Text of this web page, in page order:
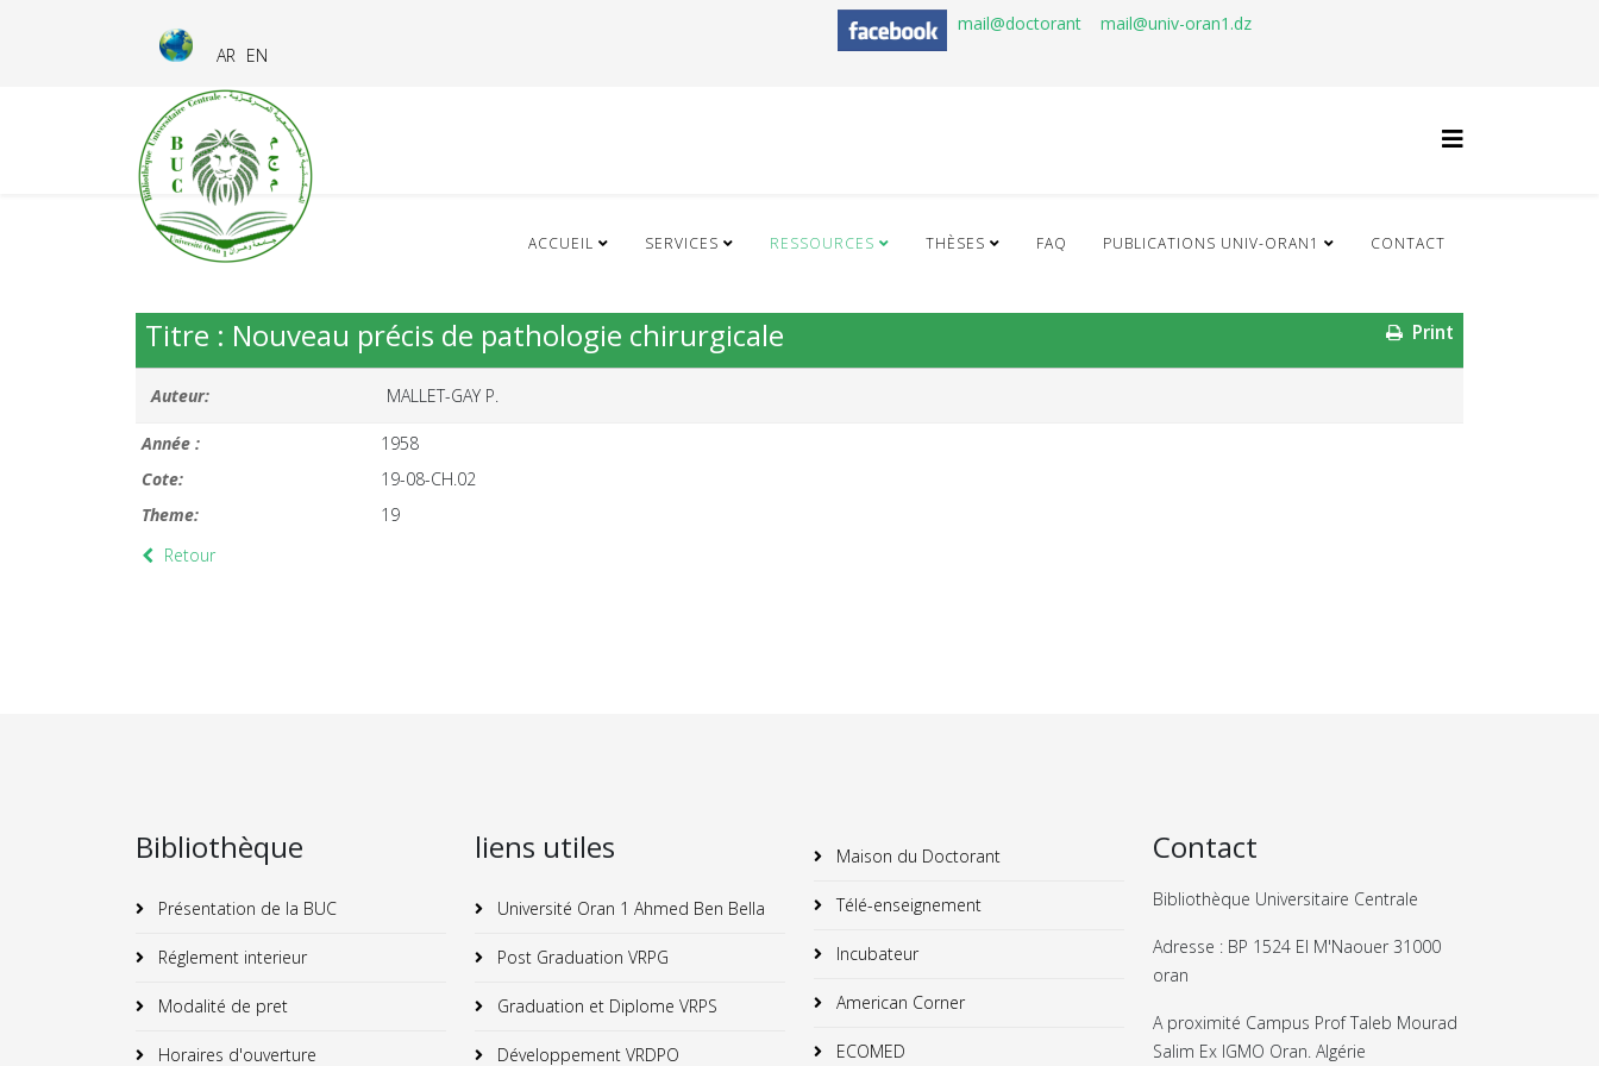
AR EN
mail@doctorant mail@univ-oran1.dz
ACCUEIL SERVICES RESSOURCES THÈSES FAQ PUBLICATIONS UNIV-ORAN1 CONTACT
Print
Titre : Nouveau précis de pathologie chirurgicale
Auteur: MALLET-GAY P.
Année :
1958
Cote:
19-08-CH.02
Theme:
19
Retour
Bibliothèque
Présentation de la BUC
Réglement interieur
Modalité de pret
Horaires d'ouverture
liens utiles
Université Oran 1 Ahmed Ben Bella
Post Graduation VRPG
Graduation et Diplome VRPS
Développement VRDPO
Maison du Doctorant
Télé-enseignement
Incubateur
American Corner
ECOMED
Contact
Bibliothèque Universitaire Centrale
Adresse : BP 1524 El M'Naouer 31000
oran
A proximité Campus Prof Taleb Mourad
Salim Ex IGMO Oran. Algérie